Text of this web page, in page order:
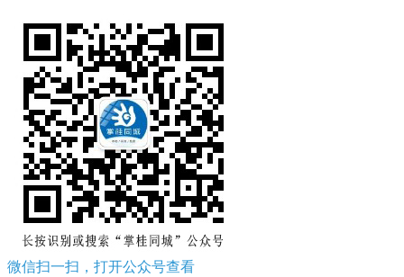
微信扫一扫，打开公众号查看